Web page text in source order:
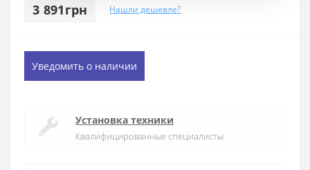
3 891грн Нашли дешевле?
Уведомить о наличии
Установка техники
Квалифицированные специалисты